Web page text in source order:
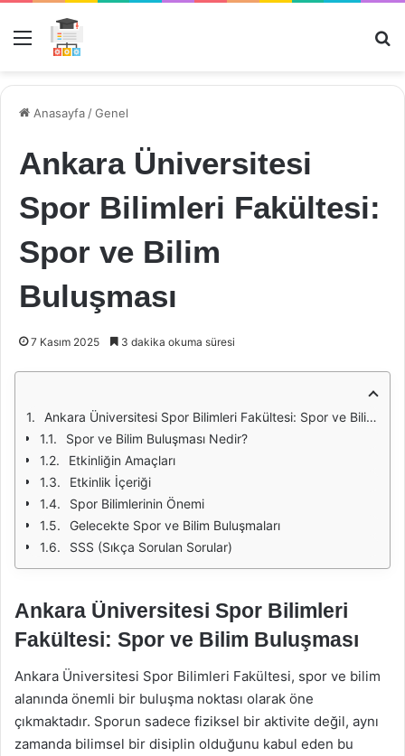
Menü
Anasayfa /Genel
Ankara Üniversitesi
Spor Bilimleri Fakültesi:
Spor ve Bilim
Buluşması
7 Kasım 2025 3 dakika okuma süresi
Ankara Üniversitesi Spor Bilimleri Fakültesi: Spor ve Bilim Buluşması
Spor ve Bilim Buluşması Nedir?
Etkinliğin Amaçları
Etkinlik İçeriği
Spor Bilimlerinin Önemi
Gelecekte Spor ve Bilim Buluşmaları
SSS (Sıkça Sorulan Sorular)
Ankara Üniversitesi Spor Bilimleri
Fakültesi: Spor ve Bilim Buluşması
Ankara Üniversitesi Spor Bilimleri Fakültesi, spor ve bilim
alanında önemli bir buluşma noktası olarak öne
çıkmaktadır. Sporun sadece fiziksel bir aktivite değil, aynı
zamanda bilimsel bir disiplin olduğunu kabul eden bu